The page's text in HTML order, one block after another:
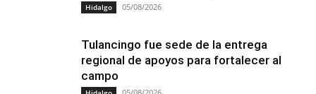
Hidalgo 05/08/2026
Tulancingo fue sede de la entrega
regional de apoyos para fortalecer al
campo